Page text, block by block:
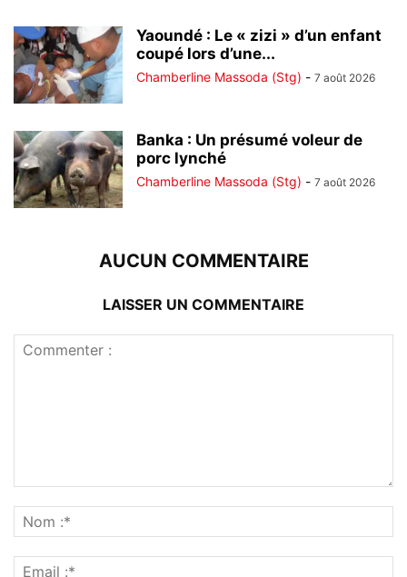
Yaoundé : Le « zizi » d’un enfant
coupé lors d’une...
Chamberline Massoda (Stg) - 7 août 2026
Banka : Un présumé voleur de
porc lynché
Chamberline Massoda (Stg) - 7 août 2026
AUCUN COMMENTAIRE
LAISSER UN COMMENTAIRE